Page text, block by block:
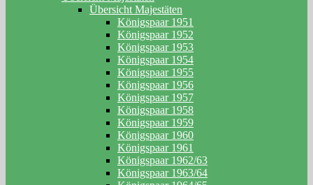
Übersicht Majestäten
Königspaar 1951
Königspaar 1952
Königspaar 1953
Königspaar 1954
Königspaar 1955
Königspaar 1956
Königspaar 1957
Königspaar 1958
Königspaar 1959
Königspaar 1960
Königspaar 1961
Königspaar 1962/63
Königspaar 1963/64